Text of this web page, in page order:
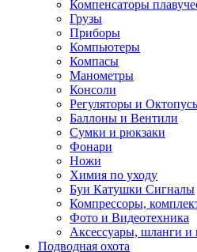
Компенсаторы
Грузы
Приборы
Компьютеры
Компасы
Манометры
Консоли
Регуляторы и
Баллоны и Вентили
Сумки и рюкзаки
Фонари
Ножи
Химия по уходу
Буи Катушки Сигналы
Компрессоры,
Фото и Видеотехника
Аксессуары, шланги и
Подводная охота